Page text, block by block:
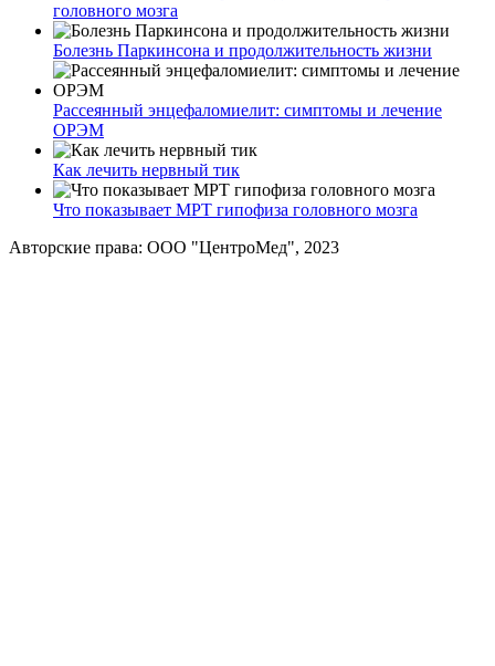
головного мозга
Болезнь Паркинсона и продолжительность жизни
Рассеянный энцефаломиелит: симптомы и лечение
ОРЭМ
Как лечить нервный тик
Что показывает МРТ гипофиза головного мозга
Авторские права: ООО "ЦентроМед", 2023